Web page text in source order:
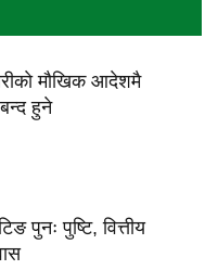
माैखिक आदेशमै
हुने
पुनः पुष्टि, वित्तीय